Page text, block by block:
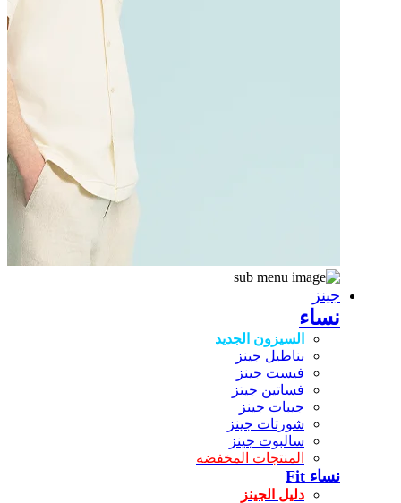
جينز
نساء
السيزون الجديد
بناطيل جينز
فيست جينز
فساتين جيتز
جيبات جينز
شورتات جينز
سالبوت جينز
المنتجات المخفضه
نساء Fit
دليل الجينز